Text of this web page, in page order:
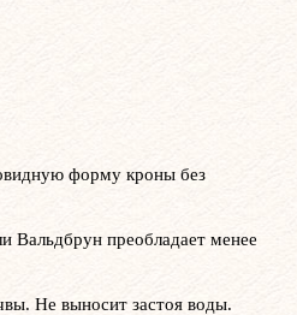
форму кроны без
Вальдбрун преобладает менее
Не выносит застоя воды.